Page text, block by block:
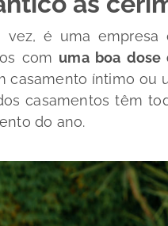
vez, é uma empresa
com uma boa
casamento íntimo ou
casamentos têm
do ano.